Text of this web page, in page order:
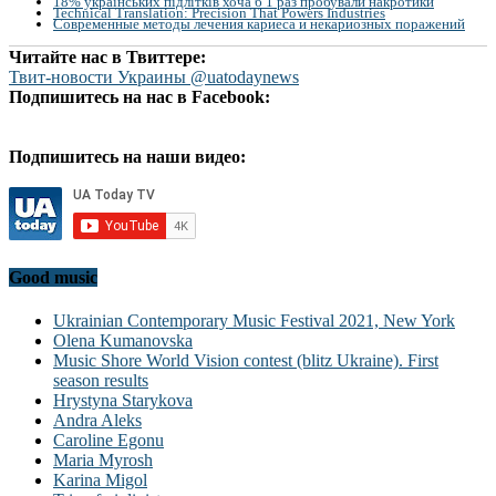
Technical Translation: Precision That Powers Industries
Современные методы лечения кариеса и некариозных поражений
Читайте нас в Твиттере:
Твит-новости Украины @uatodaynews
Подпишитесь на нас в Facebook:
Подпишитесь на наши видео:
Good music
Ukrainian Contemporary Music Festival 2021, New York
Olena Kumanovska
Music Shore World Vision contest (blitz Ukraine). First
season results
Hrystyna Starykova
Andra Aleks
Caroline Egonu
Maria Myrosh
Karina Migol